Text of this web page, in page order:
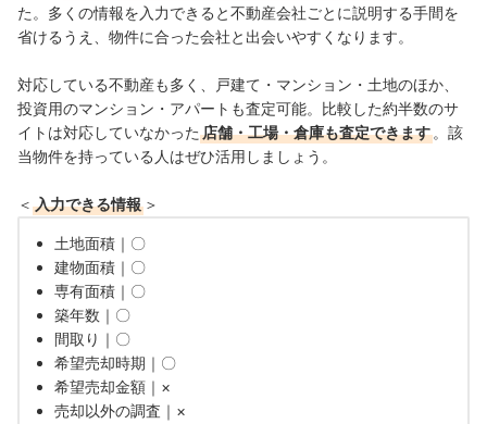
た。多くの情報を入力できると不動産会社ごとに説明する手間を
省けるうえ、物件に合った会社と出会いやすくなります。
対応している不動産も多く、戸建て・マンション・土地のほか、
投資用のマンション・アパートも査定可能。比較した約半数のサ
イトは対応していなかった 店舗・工場・倉庫も査定できます。該
当物件を持っている人はぜひ活用しましょう。
＜ 入力できる情報 ＞
土地面積｜〇
建物面積｜〇
専有面積｜〇
築年数｜〇
間取り｜〇
希望売却時期｜〇
希望売却金額｜×
売却以外の調査｜×